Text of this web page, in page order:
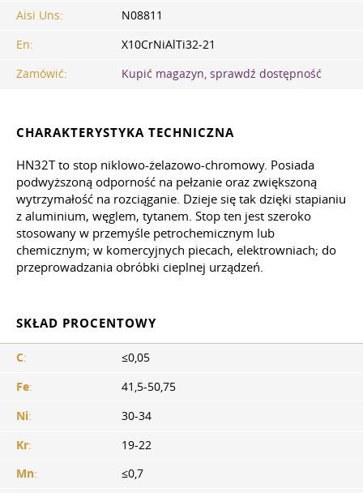
Aisi Uns:
N08811
En:
X10CrNiAlTi32-21
Zamówić:
Kupić magazyn, sprawdź dostępność
CHARAKTERYSTYKA TECHNICZNA
HN32T to stop niklowo-żelazowo-chromowy. Posiada
podwyższoną odporność na pełzanie oraz zwiększoną
wytrzymałość na rozciąganie. Dzieje się tak dzięki stapianiu
z aluminium, węglem, tytanem. Stop ten jest szeroko
stosowany w przemyśle petrochemicznym lub
chemicznym; w komercyjnych piecach, elektrowniach; do
przeprowadzania obróbki cieplnej urządzeń.
SKŁAD PROCENTOWY
C:
≤0,05
Fe:
41,5-50,75
Ni:
30-34
Kr:
19-22
Mn:
≤0,7